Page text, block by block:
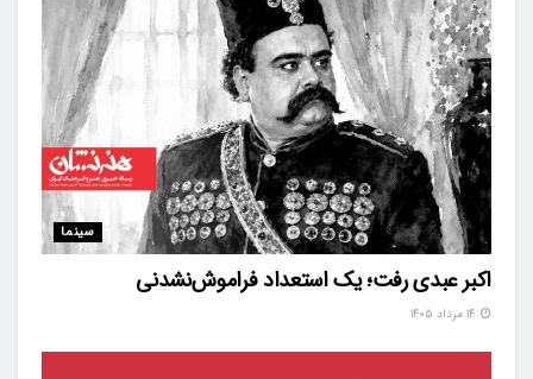
سینما
اکبر عبدی رفت؛ یک استعداد فراموش‌نشدنی